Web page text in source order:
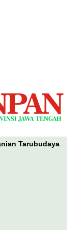
Tarubudaya